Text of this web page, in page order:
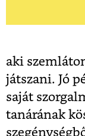
aki
játszani. Jó
saját
tanárának